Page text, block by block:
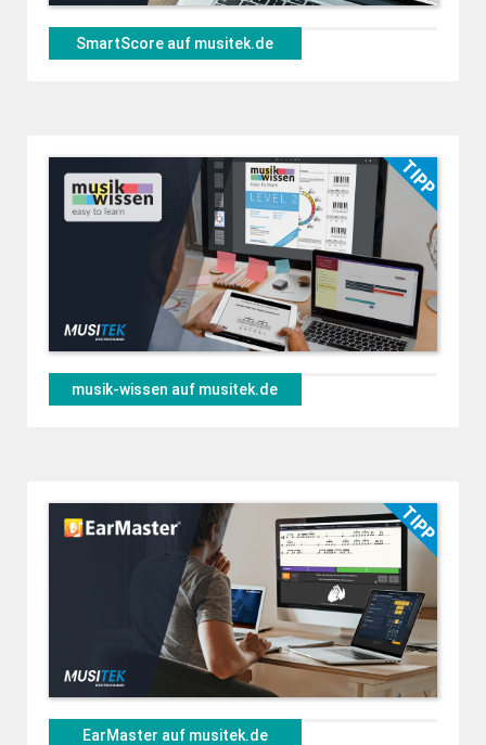
SmartScore auf musitek.de
musik-wissen auf musitek.de
EarMaster auf musitek.de